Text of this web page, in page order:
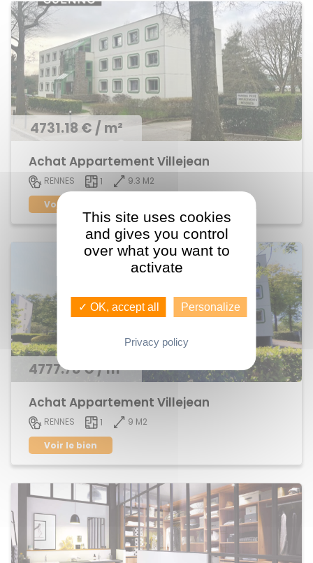
4731.18 € / m²
Achat Appartement Villejean
RENNES 1
9.3 M2
Voir le bien
4777.78 € / m²
Achat Appartement Villejean
RENNES 1
9 M2
Voir le bien
This site uses cookies
and gives you control
over what you want to
activate
✓ OK, accept all Personalize
Privacy policy